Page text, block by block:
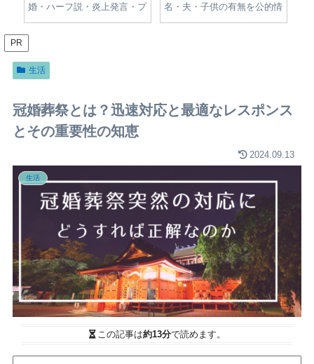
婚・ハーフ説・炎上発言・プ
ロフィールをわかりやすく整
理
名・夫・子供の有無を公的情
報から調査
PR
生活
冠婚葬祭とは？迅速対応と最適なレスポンス
とその重要性の知恵
2024.09.13
生活
この記事は約13分で読めます。